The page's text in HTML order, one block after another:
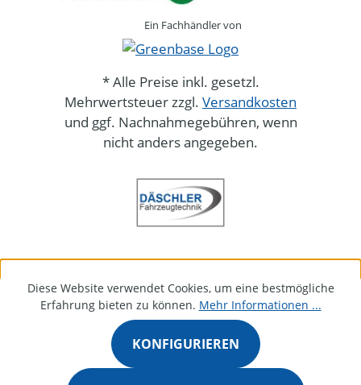
Ein Fachhändler von
* Alle Preise inkl. gesetzl.
Mehrwertsteuer zzgl. Versandkosten
und ggf. Nachnahmegebühren, wenn
nicht anders angegeben.
Diese Website verwendet Cookies, um eine bestmögliche
Erfahrung bieten zu können. Mehr Informationen ...
KONFIGURIEREN